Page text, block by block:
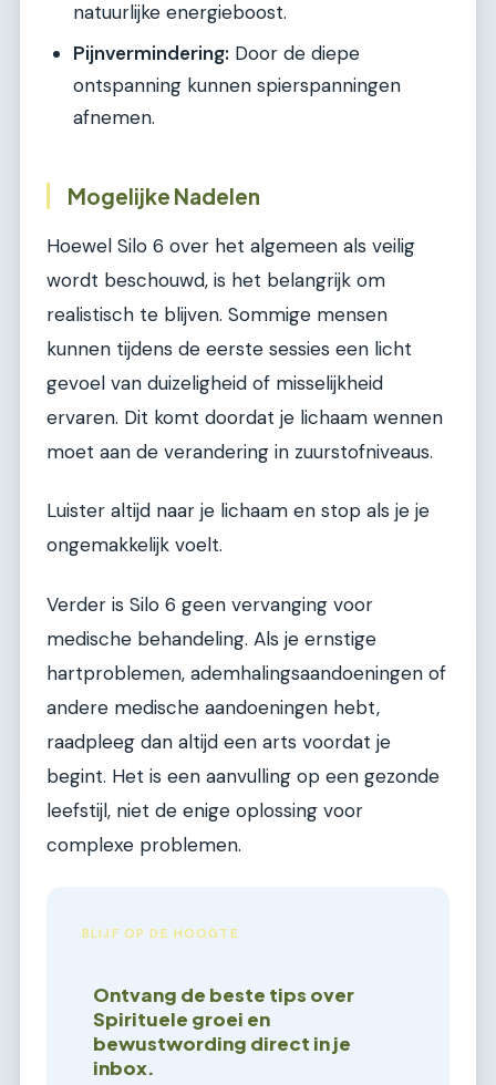
natuurlijke energieboost.
Pijnvermindering: Door de diepe
ontspanning kunnen spierspanningen
afnemen.
Mogelijke Nadelen
Hoewel Silo 6 over het algemeen als veilig
wordt beschouwd, is het belangrijk om
realistisch te blijven. Sommige mensen
kunnen tijdens de eerste sessies een licht
gevoel van duizeligheid of misselijkheid
ervaren. Dit komt doordat je lichaam wennen
moet aan de verandering in zuurstofniveaus.
Luister altijd naar je lichaam en stop als je je
ongemakkelijk voelt.
Verder is Silo 6 geen vervanging voor
medische behandeling. Als je ernstige
hartproblemen, ademhalingsaandoeningen of
andere medische aandoeningen hebt,
raadpleeg dan altijd een arts voordat je
begint. Het is een aanvulling op een gezonde
leefstijl, niet de enige oplossing voor
complexe problemen.
BLIJF OP DE HOOGTE
Ontvang de beste tips over
Spirituele groei en
bewustwording direct in je
inbox.